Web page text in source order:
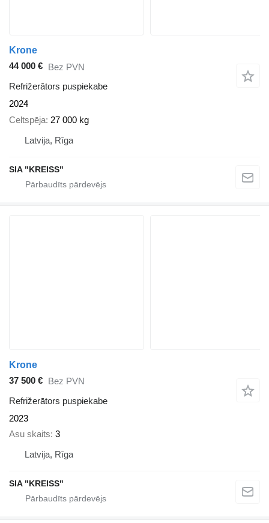
Krone
44 000 € Bez PVN
Refrižerātors puspiekabe
2024
Celtspēja 27 000 kg
Latvija, Rīga
SIA "KREISS"
Krone
37 500 € Bez PVN
Refrižerātors puspiekabe
2023
Asu skaits 3
Latvija, Rīga
SIA "KREISS"